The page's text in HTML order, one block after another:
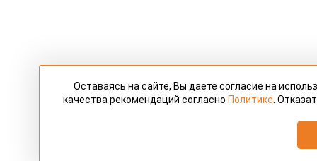
Оставаясь на сайте, Вы даете согласие на
качества рекомендаций согласно Политике .